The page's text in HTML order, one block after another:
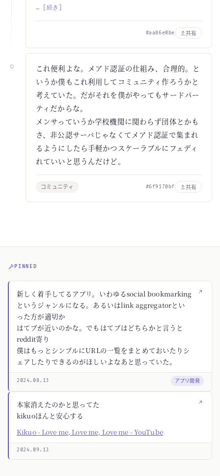
… [続き]
#aa86e0be 共有
これ便利よな。メアド認証の仕組み、合理的。と
いうか僕もこれ利用してコミュニティ作ろうかと
考えていた。だがそれを僕がやってもサードパー
ティだからな。
メンサっていうか学校機関に関わらず団体とかも
さ、非公認サーバじゃなくてメアド認証で集まれ
るようにしたら手軽かつスケーラブルにフェディ
れていいと思うんだけど。
コミュニティ #6f9170bf 共有
PINNED
↗
新しく着手してるアプリ。いわゆるsocial bookmarking
というジャンルになる。あるいはlink aggregatorとい
った方が適切か
はてブが近いのかな。でもはてブはどちらかと言うと
reddit寄り
僕はもっとシンプルにURLの一覧をまとめておいたりシ
ェアしたりできるのがほしいよなあと思っていた。
2024.08.13 アプリ開発
↗
本家消えたのかと思ってた
kikuoほんと安心する
Kikuo - Love me, Love me, Love me - YouTube
2024.09.13